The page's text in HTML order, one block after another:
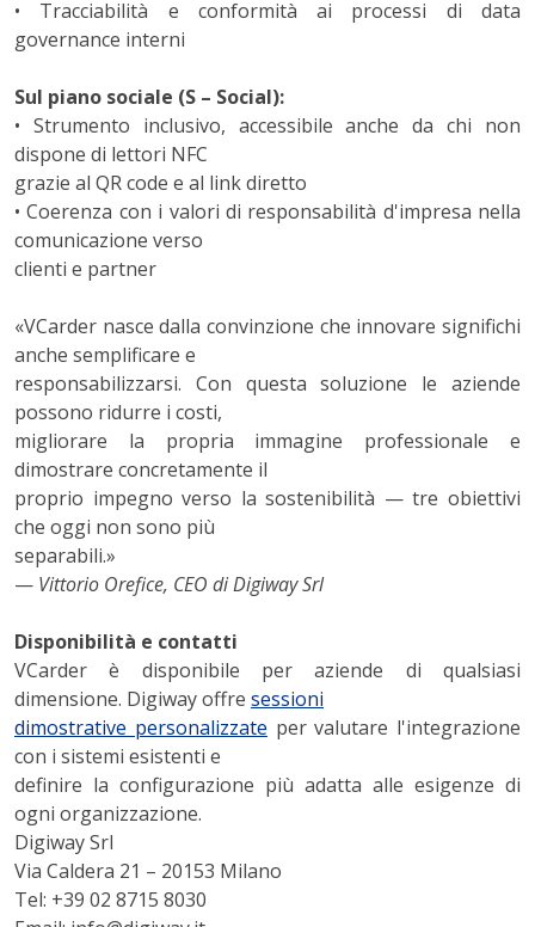
• Tracciabilità e conformità ai processi di data
governance interni
Sul piano sociale (S – Social):
• Strumento inclusivo, accessibile anche da chi non
dispone di lettori NFC
grazie al QR code e al link diretto
• Coerenza con i valori di responsabilità d'impresa nella
comunicazione verso
clienti e partner
«VCarder nasce dalla convinzione che innovare significhi
anche semplificare e
responsabilizzarsi. Con questa soluzione le aziende
possono ridurre i costi,
migliorare la propria immagine professionale e
dimostrare concretamente il
proprio impegno verso la sostenibilità — tre obiettivi
che oggi non sono più
separabili.»
— Vittorio Orefice, CEO di Digiway Srl
Disponibilità e contatti
VCarder è disponibile per aziende di qualsiasi
dimensione. Digiway offre sessioni
dimostrative personalizzate per valutare l'integrazione
con i sistemi esistenti e
definire la configurazione più adatta alle esigenze di
ogni organizzazione.
Digiway Srl
Via Caldera 21 – 20153 Milano
Tel: +39 02 8715 8030